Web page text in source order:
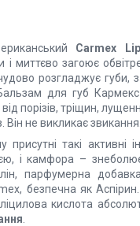
Carmex
і миттєво загоює
розгладжує
для губ
порізів, тріщин,
Він не викликає звикання.
присутні такі активні
і камфора –
парфумерна
безпечна як
кислота